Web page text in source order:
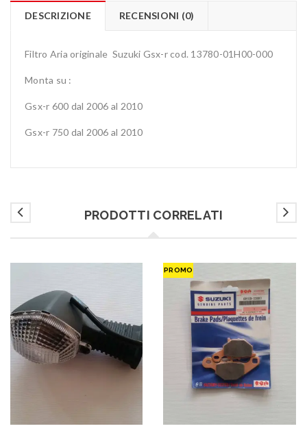
DESCRIZIONE RECENSIONI (0)
Filtro Aria originale Suzuki Gsx-r cod. 13780-01H00-000
Monta su :
Gsx-r 600 dal 2006 al 2010
Gsx-r 750 dal 2006 al 2010
PRODOTTI CORRELATI
PROMO